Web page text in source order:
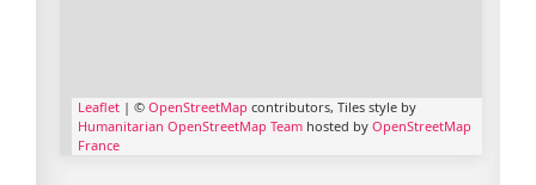
Leaflet | © OpenStreetMap contributors, Tiles style by
Humanitarian OpenStreetMap Team hosted by OpenStreetMap
France